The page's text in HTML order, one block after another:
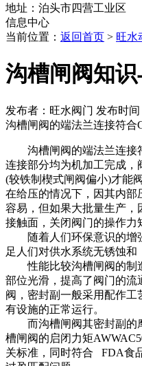
地址：泊头市四营工业区
信息中心
当前位置： 返回首页 > 旺水
沟槽闸阀知
发布者：旺水阀门 发布时间
沟槽闸阀的端法兰连接符合
沟槽闸阀的端法兰连接符
连接部分均为机加工完成
(较铁制楔式闸阀偏小)才能
在给压的情况下，因其内
容易，但如果大批量生产
接触面，关闭阀门的操作力
随着人们环保意识的增强
足人们对供水系统无锈蚀
性能比较沟槽闸阀的制造
部位光滑，提高了阀门的
阀，密封副一般采用配作
有设施的正常运行。
而沟槽闸阀其密封副的摩
槽闸阀的启闭力矩
关标准，同时符合 FDA食